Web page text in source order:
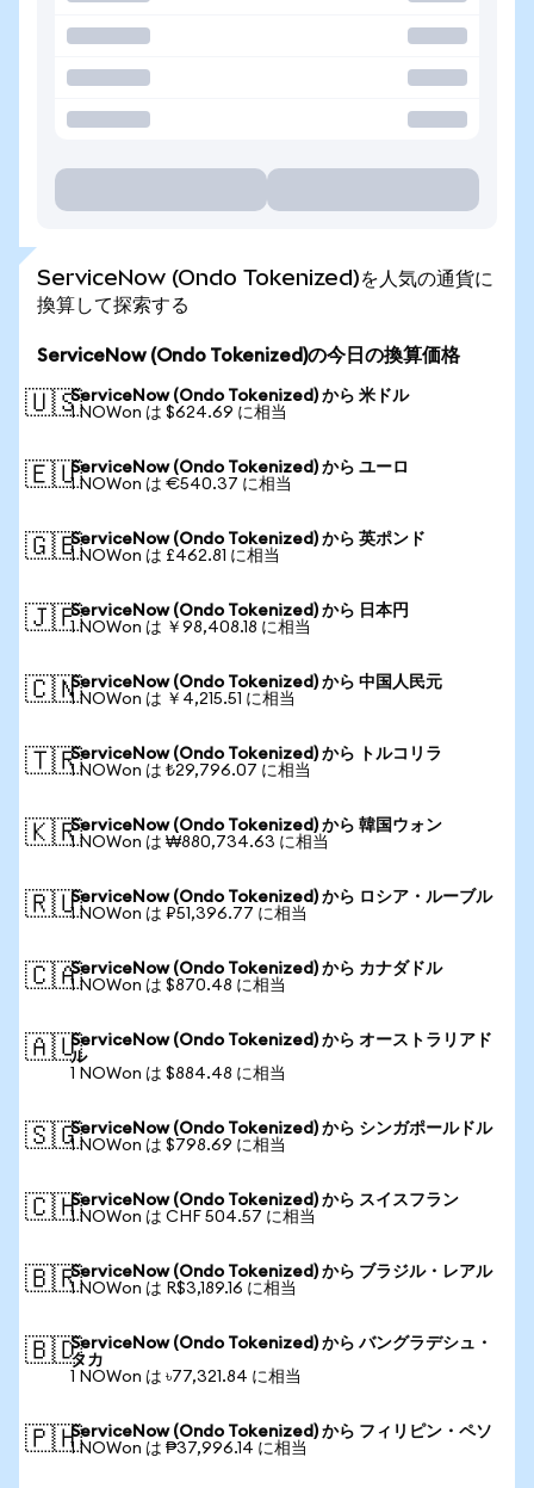
ServiceNow (Ondo Tokenized)を人気の通貨に
換算して探索する
ServiceNow (Ondo Tokenized)の今日の換算価格
🇺🇸ServiceNow (Ondo Tokenized) から 米ドル
1 NOWon は $624.69 に相当
🇪🇺ServiceNow (Ondo Tokenized) から ユーロ
1 NOWon は €540.37 に相当
🇬🇧ServiceNow (Ondo Tokenized) から 英ポンド
1 NOWon は £462.81 に相当
🇯🇵ServiceNow (Ondo Tokenized) から 日本円
1 NOWon は ￥98,408.18 に相当
🇨🇳ServiceNow (Ondo Tokenized) から 中国人民元
1 NOWon は ￥4,215.51 に相当
🇹🇷ServiceNow (Ondo Tokenized) から トルコリラ
1 NOWon は ₺29,796.07 に相当
🇰🇷ServiceNow (Ondo Tokenized) から 韓国ウォン
1 NOWon は ₩880,734.63 に相当
🇷🇺ServiceNow (Ondo Tokenized) から ロシア・ルーブル
1 NOWon は ₽51,396.77 に相当
🇨🇦ServiceNow (Ondo Tokenized) から カナダドル
1 NOWon は $870.48 に相当
🇦🇺ServiceNow (Ondo Tokenized) から オーストラリアド
ル
1 NOWon は $884.48 に相当
🇸🇬ServiceNow (Ondo Tokenized) から シンガポールドル
1 NOWon は $798.69 に相当
🇨🇭ServiceNow (Ondo Tokenized) から スイスフラン
1 NOWon は CHF 504.57 に相当
🇧🇷ServiceNow (Ondo Tokenized) から ブラジル・レアル
1 NOWon は R$3,189.16 に相当
🇧🇩ServiceNow (Ondo Tokenized) から バングラデシュ・
タカ
1 NOWon は ৳77,321.84 に相当
🇵🇭ServiceNow (Ondo Tokenized) から フィリピン・ペソ
1 NOWon は ₱37,996.14 に相当